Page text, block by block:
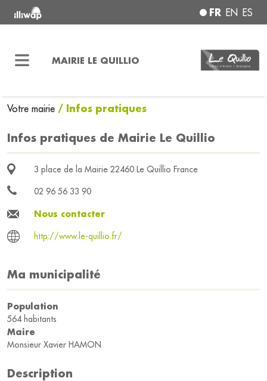
FR EN ES
MAIRIE LE QUILLIO
Votre mairie / Infos pratiques
Infos pratiques de Mairie Le Quillio
3 place de la Mairie 22460 Le Quillio France
02 96 56 33 90
Nous contacter
http://www.le-quillio.fr/
Ma municipalité
Population
564 habitants
Maire
Monsieur Xavier HAMON
Description